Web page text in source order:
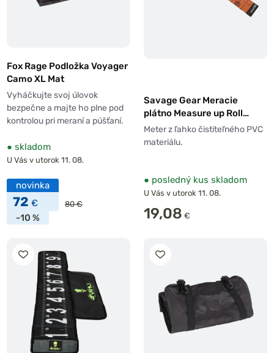
Fox Rage Podložka Voyager
Camo XL Mat
Vyháčkujte svoj úlovok
bezpečne a majte ho plne pod
kontrolou pri meraní a púšťaní.
● skladom
U Vás v utorok 11. 08.
novinka
72 € 80 €
-10 %
Savage Gear Meracie
plátno Measure up Roll
130cm x 13cm
Meter z ľahko čistiteľného PVC
materiálu.
● posledný kus skladom
U Vás v utorok 11. 08.
19,08 €